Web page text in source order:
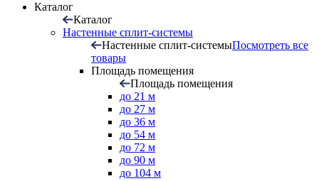
Каталог
Каталог
Настенные сплит-системы
Настенные сплит-системыПосмотреть все
товары
Площадь помещения
Площадь помещения
до 21 м
до 27 м
до 36 м
до 54 м
до 72 м
до 90 м
до 104 м